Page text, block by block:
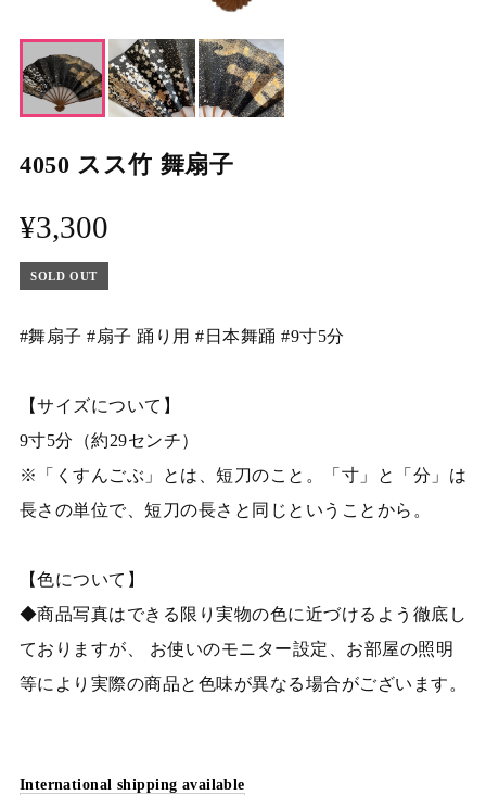
4050 スス竹 舞扇子
¥3,300
SOLD OUT
#舞扇子 #扇子 踊り用 #日本舞踊 #9寸5分
【サイズについて】
9寸5分（約29センチ）
※「くすんごぶ」とは、短刀のこと。「寸」と「分」は
長さの単位で、短刀の長さと同じということから。
【色について】
◆商品写真はできる限り実物の色に近づけるよう徹底し
ておりますが、 お使いのモニター設定、お部屋の照明
等により実際の商品と色味が異なる場合がございます。
International shipping available